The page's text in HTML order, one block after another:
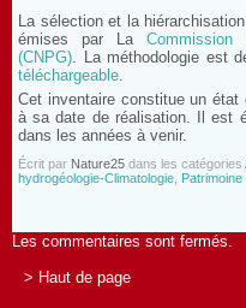
La sélection et la
émises par La Commission
(CNPG). La méthodologie est
téléchargeable.
Cet inventaire constitue un état
à sa date de réalisation. Il est
dans les années à venir.
Écrit par Nature25 dans les catégories
hydrogéologie-Climatologie
Les commentaires sont fermés.
> Haut de page